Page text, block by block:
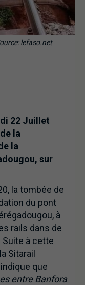
lefaso.net
22 Juillet
la
la
sur
la tombée de
du pont
à
rails dans de
Suite à cette
Sitarail
que
entre Banfora